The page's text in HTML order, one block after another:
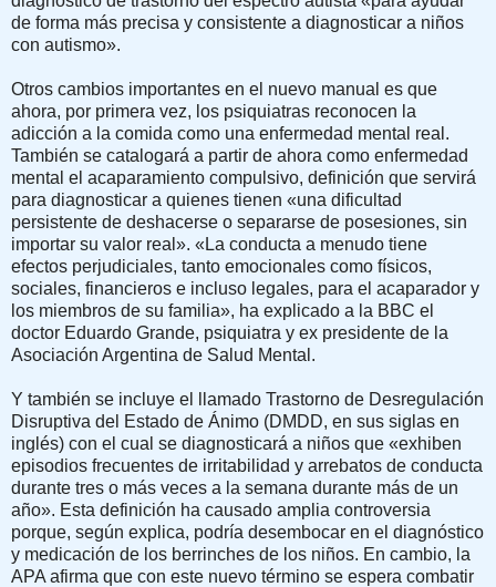
de forma más precisa y consistente a diagnosticar a niños
con autismo».
Otros cambios importantes en el nuevo manual es que
ahora, por primera vez, los psiquiatras reconocen la
adicción a la comida como una enfermedad mental real.
También se catalogará a partir de ahora como enfermedad
mental el acaparamiento compulsivo, definición que servirá
para diagnosticar a quienes tienen «una dificultad
persistente de deshacerse o separarse de posesiones, sin
importar su valor real». «La conducta a menudo tiene
efectos perjudiciales, tanto emocionales como físicos,
sociales, financieros e incluso legales, para el acaparador y
los miembros de su familia», ha explicado a la BBC el
doctor Eduardo Grande, psiquiatra y ex presidente de la
Asociación Argentina de Salud Mental.
Y también se incluye el llamado Trastorno de Desregulación
Disruptiva del Estado de Ánimo (DMDD, en sus siglas en
inglés) con el cual se diagnosticará a niños que «exhiben
episodios frecuentes de irritabilidad y arrebatos de conducta
durante tres o más veces a la semana durante más de un
año». Esta definición ha causado amplia controversia
porque, según explica, podría desembocar en el diagnóstico
y medicación de los berrinches de los niños. En cambio, la
APA afirma que con este nuevo término se espera combatir